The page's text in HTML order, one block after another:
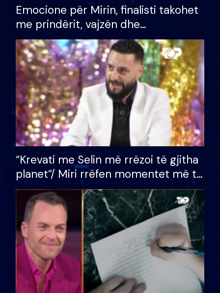
Emocione për Mirin, finalisti takohet
me prindërit, vajzën dhe
bashkëshorten: S’kemi ndonjë letër
divorci apo jo?
“Krevati me Selin më rrëzoi të gjitha
planet”/ Miri rrëfen momentet më të
bukura në shtëpinë e BB VIP: Do më
mungojë zilja e mëngjesit kur…